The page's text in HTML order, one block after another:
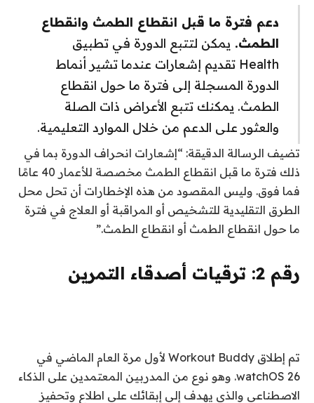
دعم فترة ما قبل انقطاع الطمث وانقطاع
الطمث. يمكن لتتبع الدورة في تطبيق
Health تقديم إشعارات عندما تشير أنماط
الدورة المسجلة إلى فترة ما حول انقطاع
الطمث. يمكنك تتبع الأعراض ذات الصلة
والعثور على الدعم من خلال الموارد التعليمية.
تضيف الرسالة الدقيقة: “إشعارات انحراف الدورة بما في
ذلك فترة ما قبل انقطاع الطمث مخصصة للأعمار 40 عامًا
فما فوق. وليس المقصود من هذه الإخطارات أن تحل محل
الطرق التقليدية للتشخيص أو المراقبة أو العلاج في فترة
ما حول انقطاع الطمث أو انقطاع الطمث.”
رقم 2: ترقيات أصدقاء التمرين
تم إطلاق Workout Buddy لأول مرة العام الماضي في
watchOS 26. وهو نوع من المدربين المعتمدين على الذكاء
الاصطناعي والذي يهدف إلى إبقائك على اطلاع وتحفيز